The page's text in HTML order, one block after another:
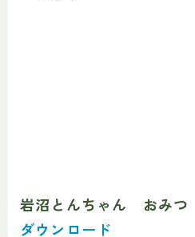
岩沼とんちゃん おみつ
ダウンロード